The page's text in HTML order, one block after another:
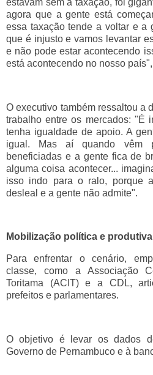
estavam sem a taxação, foi
agora que a gente está
essa taxação tende a voltar e a
que é injusto e vamos levantar
e não pode estar acontecendo
está acontecendo no nosso
O executivo também ressaltou a
trabalho entre os mercados: "É
tenha igualdade de apoio. A
igual. Mas aí quando vêm
beneficiadas e a gente fica de
alguma coisa acontecer...
isso indo para o ralo, porque
desleal e a gente não admite".
Mobilização política e produtiva
Para enfrentar o cenário,
classe, como a Associação
Toritama (ACIT) e a CDL,
prefeitos e parlamentares.
O objetivo é levar os dados
Governo de Pernambuco e à